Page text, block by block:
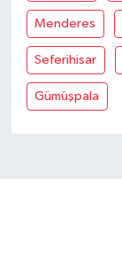
Menderes
Seferihisar
Gümüşpala